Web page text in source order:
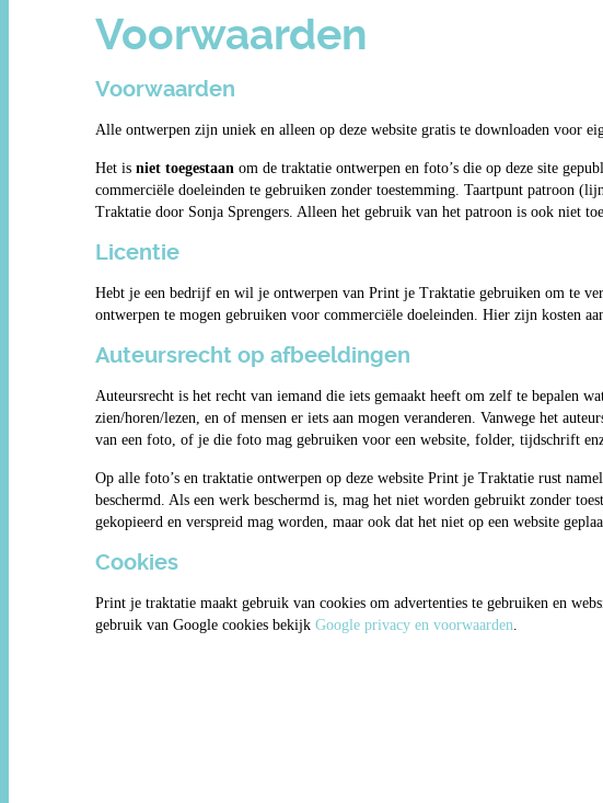
Voorwaarden
Voorwaarden
Alle ontwerpen zijn uniek en alleen op deze website gratis te downloaden voor
Het is niet toegestaan om de traktatie ontwerpen en foto’s die op deze site
commerciële doeleinden te gebruiken zonder toestemming. Taartpunt patroon
Traktatie door Sonja Sprengers. Alleen het gebruik van het patroon is ook niet
Licentie
Hebt je een bedrijf en wil je ontwerpen van Print je Traktatie gebruiken om te
ontwerpen te mogen gebruiken voor commerciële doeleinden. Hier zijn kosten
Auteursrecht op afbeeldingen
Auteursrecht is het recht van iemand die iets gemaakt heeft om zelf te bepalen
zien/horen/lezen, en of mensen er iets aan mogen veranderen. Vanwege het
van een foto, of je die foto mag gebruiken voor een website, folder, tijdschrift
Op alle foto’s en traktatie ontwerpen op deze website Print je Traktatie rust
beschermd. Als een werk beschermd is, mag het niet worden gebruikt zonder
gekopieerd en verspreid mag worden, maar ook dat het niet op een website
Cookies
Print je traktatie maakt gebruik van cookies om advertenties te gebruiken en
gebruik van Google cookies bekijk Google privacy en voorwaarden.